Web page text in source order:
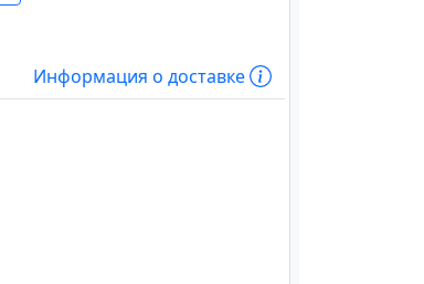
Информация о доставке